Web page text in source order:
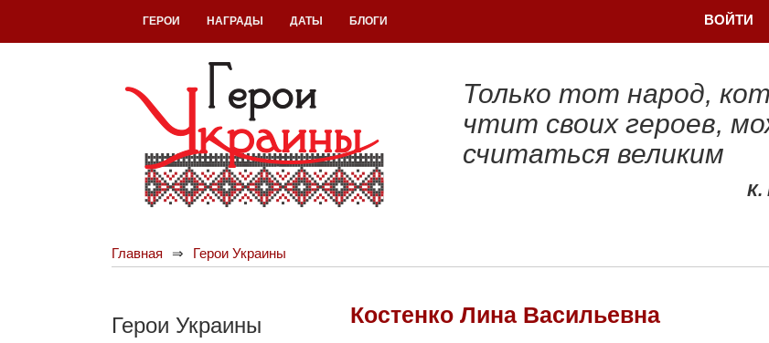
ГЕРОИ НАГРАДЫ ДАТЫ БЛОГИ ВОЙТИ
Только тот народ,
чтит своих героев,
считаться великим
К.
Главная Герои Украины
Костенко Лина Васильевна
Герои Украины